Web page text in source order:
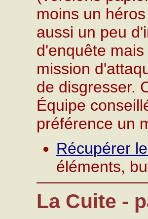
moins un
aussi un peu
d'enquête
mission
de disgresser.
Équipe
préférence un
Récupérer
éléments,
La Cuite -